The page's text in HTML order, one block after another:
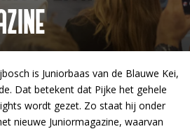
is Juniorbaas van de Blauwe Kei,
Dat betekent dat Pijke het gehele
wordt gezet. Zo staat hij onder
nieuwe Juniormagazine, waarvan